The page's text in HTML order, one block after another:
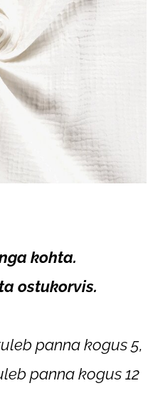
kohta.
ostukorvis.
panna kogus 5,
panna kogus 12